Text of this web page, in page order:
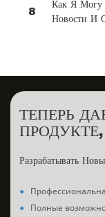
8
Как Я Могу
Новости И
ТЕПЕРЬ
Разрабатывать
●
● Полные